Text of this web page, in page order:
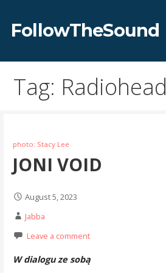
content
FollowTheSound
Tag: Radiohead
photo: Stacy Lee
JONI VOID
August 5, 2023
Jabba
Leave a comment
W dialogu ze sobą